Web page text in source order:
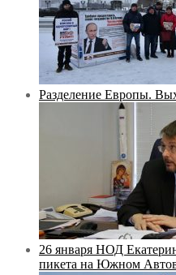
Разделение Европы.
26 января НОД
пикета на Южном